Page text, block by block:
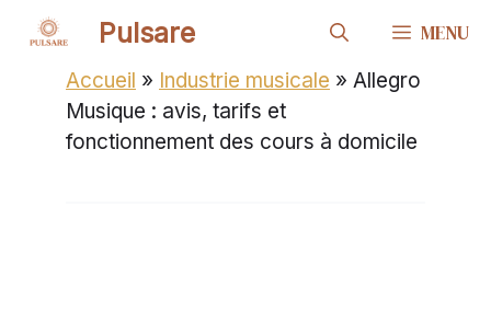
contenu
Pulsare MENU
Accueil » Industrie musicale » Allegro
Musique : avis, tarifs et
fonctionnement des cours à domicile